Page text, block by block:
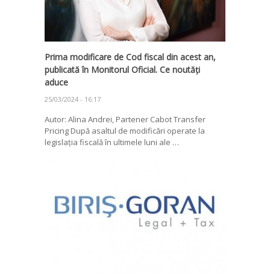
Prima modificare de Cod fiscal din acest an,
publicată în Monitorul Oficial. Ce noutăți
aduce
25/03/2024 - 16:17
Autor: Alina Andrei, Partener Cabot Transfer
Pricing După asaltul de modificări operate la
legislația fiscală în ultimele luni ale …